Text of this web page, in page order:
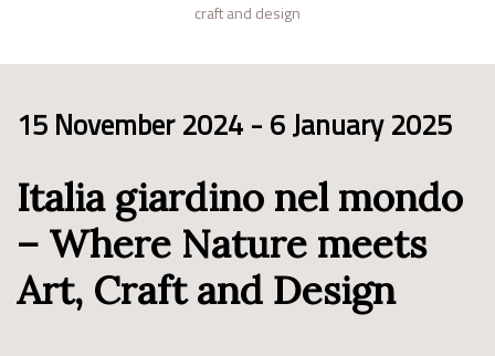
craft and design
15 November 2024 - 6 January 2025
Italia giardino nel mondo
– Where Nature meets
Art, Craft and Design